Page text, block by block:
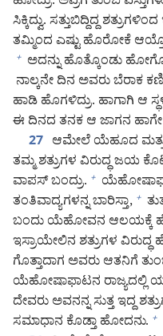
ಸಿಕ್ಕಿದ್ವು. ಸತ್ತುಬಿದ್ದಿದ್ದ
ತಮ್ಮಿಂದ ಎಷ್ಟು ಹೊರೋಕೆ
+ ಅದನ್ನು ಹೊತ್ಕೊಂಡು
ನಾಲ್ಕನೇ ದಿನ ಅವರು ಬೆರಾಕ
ಹಾಡಿ ಹೊಗಳಿದ್ರು. ಹಾಗಾಗಿ ಆ
ಈ ದಿನದ ತನಕ ಆ ಜಾಗನ ಹಾಗೇ
27 ಆಮೇಲೆ ಯೆಹೂದ
ತಮ್ಮ ಶತ್ರುಗಳ ವಿರುದ್ಧ ಜಯ
ವಾಪಸ್‌ ಬಂದ್ರು. +
ತಂತಿವಾದ್ಯಗಳನ್ನ ಬಾರಿಸ್ತಾ, +
ಬಂದು ಯೆಹೋವನ ಆಲಯಕ್ಕೆ
ಇಸ್ರಾಯೇಲಿನ ಶತ್ರುಗಳ ವಿರುದ್ಧ
ಗೊತ್ತಾದಾಗ ಅವರು ಆತನಿಗೆ
ಯೆಹೋಷಾಫಾಟನ ರಾಜ್ಯದಲ್ಲಿ
ದೇವರು ಅವನನ್ನ ಸುತ್ತ ಇದ್ದ
ಸಮಾಧಾನ ಕೊಡ್ತಾ ಹೋದನು. +